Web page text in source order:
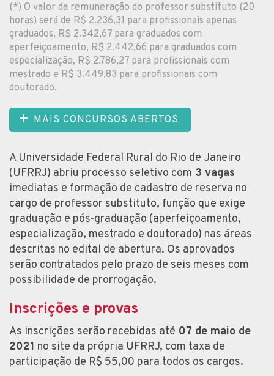
(*) O valor da remuneração do professor substituto (20
horas) será de R$ 2.236,31 para profissionais apenas
graduados, R$ 2.342,67 para graduados com
aperfeiçoamento, R$ 2.442,66 para graduados com
especialização, R$ 2.786,27 para profissionais com
mestrado e R$ 3.449,83 para profissionais com
doutorado.
MAIS CONCURSOS ABERTOS
A Universidade Federal Rural do Rio de Janeiro
(UFRRJ) abriu processo seletivo com 3 vagas
imediatas e formação de cadastro de reserva no
cargo de professor substituto, função que exige
graduação e pós-graduação (aperfeiçoamento,
especialização, mestrado e doutorado) nas áreas
descritas no edital de abertura. Os aprovados
serão contratados pelo prazo de seis meses com
possibilidade de prorrogação.
Inscrições e provas
As inscrições serão recebidas até 07 de maio de
2021 no site da própria UFRRJ, com taxa de
participação de R$ 55,00 para todos os cargos.